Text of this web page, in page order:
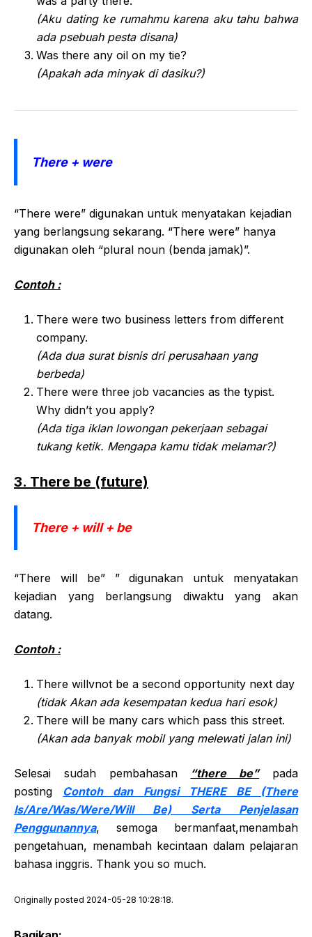
(Aku dating ke rumahmu karena aku tahu bahwa
ada psebuah pesta disana)
Was there any oil on my tie?
(Apakah ada minyak di dasiku?)
There + were
“There were” digunakan untuk menyatakan kejadian
yang berlangsung sekarang. “There were” hanya
digunakan oleh “plural noun (benda jamak)”.
Contoh :
There were two business letters from different
company.
(Ada dua surat bisnis dri perusahaan yang
berbeda)
There were three job vacancies as the typist.
Why didn’t you apply?
(Ada tiga iklan lowongan pekerjaan sebagai
tukang ketik. Mengapa kamu tidak melamar?)
3. There be (future)
There + will + be
“There will be” ” digunakan untuk menyatakan
kejadian yang berlangsung diwaktu yang akan
datang.
Contoh :
There willvnot be a second opportunity next day
(tidak Akan ada kesempatan kedua hari esok)
There will be many cars which pass this street.
(Akan ada banyak mobil yang melewati jalan ini)
Selesai sudah pembahasan “there be”pada
posting Contoh dan Fungsi THERE BE (There
Is/Are/Was/Were/Will Be) Serta Penjelasan
Penggunannya, semoga bermanfaat,menambah
pengetahuan, menambah kecintaan dalam pelajaran
bahasa inggris. Thank you so much.
Originally posted 2024-05-28 10:28:18.